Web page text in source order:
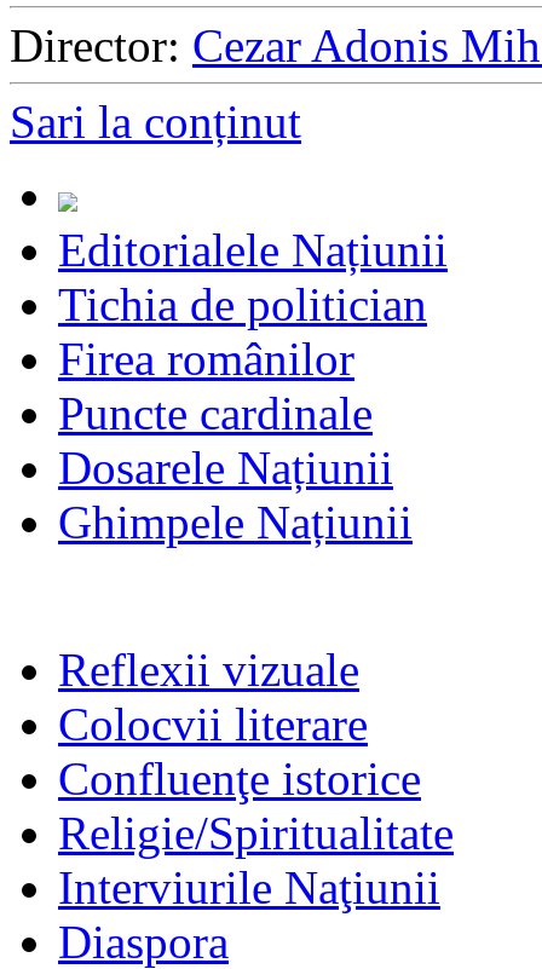
Director: Cezar Adonis
Sari la conținut
Editorialele Națiunii
Tichia de politician
Firea românilor
Puncte cardinale
Dosarele Națiunii
Ghimpele Națiunii
Reflexii vizuale
Colocvii literare
Confluenţe istorice
Religie/Spiritualitate
Interviurile Naţiunii
Diaspora